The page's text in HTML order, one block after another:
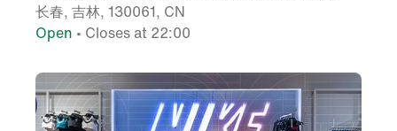
长春, 吉林, 130061, CN
Open • Closes at 22:00